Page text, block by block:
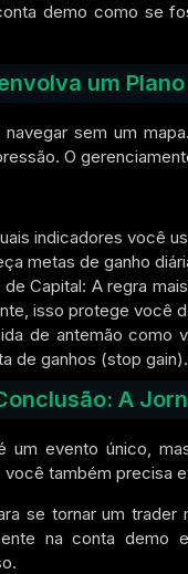
demo como se
um
sem um mapa.
O
indicadores você
metas de ganho
Capital: A regra
isso protege você
de antemão como
de ganhos (stop gain).
A
um evento único,
você também precisa
se tornar um
na conta demo